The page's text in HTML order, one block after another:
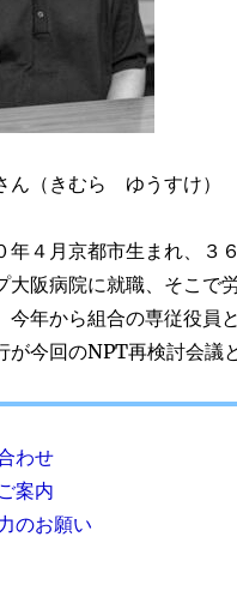
ん（きむら ゆうすけ）
４月京都市生まれ、３
大阪病院に就職、そこで
今年から組合の専従役員
が今回のNPT再検討会議
わせ
案内
のお願い